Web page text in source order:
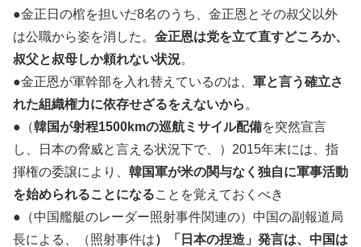
●金正日の棺を担いだ8名のうち、金正恩とその叔父以外
は公職から姿を消した。 金正恩は党を立て直すどころか、
叔父と叔母しか頼れない状況。
●金正恩が軍幹部を入れ替えているのは、 軍と言う確立さ
れた組織権力に依存せざるをえないから 。
●（韓国が射程1500kmの巡航ミサイル配備を突然宣言
し、日本の脅威と言える状況下で、）2015年末には、指
揮権の委譲により、 韓国軍が米の関与なく独自に軍事活動
を始められることになることを覚えておくべき
●（中国艦艇のレーダー照射事件関連の）中国の副報道局
長による、（照射事件は）「日本の捏造」発言は、中国は